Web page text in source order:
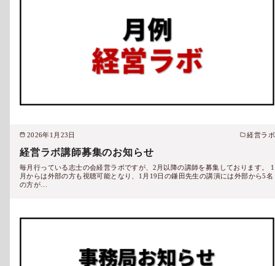
2026年1月23日 経営ラボ
経営ラボ講師募集のお知らせ
毎月行っている志士の会経営ラボですが、2月以降の講師を募集しております。 1
月からは外部の方も視聴可能となり、1月19日の鎌田先生の講演には外部から5名
の方が…